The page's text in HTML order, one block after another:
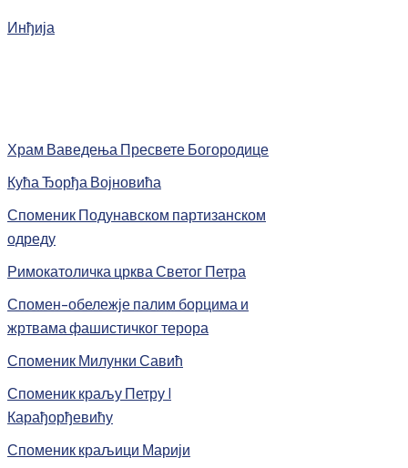
Инђија
Храм Ваведења Пресвете Богородице
Кућа Ђорђа Војновића
Споменик Подунавском партизанском
одреду
Римокатоличка црква Светог Петра
Спомен-обележје палим борцима и
жртвама фашистичког терора
Споменик Милунки Савић
Споменик краљу Петру I
Карађорђевићу
Споменик краљици Марији